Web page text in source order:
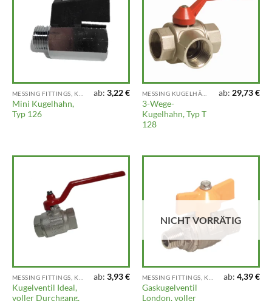
Mini Kugelhahn,
Typ 126
ab:3,22€
3-Wege-
Kugelhahn, Typ T
128
ab:29,73€
Kugelventil Ideal,
voller Durchgang,
ab:3,93€
NICHT VORRÄTIG
Gaskugelventil
London, voller
ab:4,39€